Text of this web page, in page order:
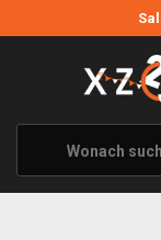
ANGEBOTE
ALLE MARKEN
XZONE
KLEIDUNG &